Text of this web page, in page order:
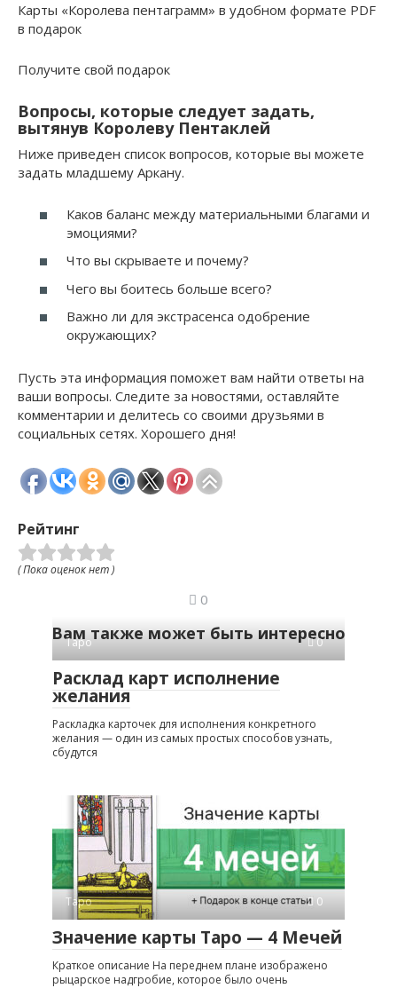
Карты «Королева пентаграмм» в удобном формате PDF
в подарок
Получите свой подарок
Вопросы, которые следует задать,
вытянув Королеву Пентаклей
Ниже приведен список вопросов, которые вы можете
задать младшему Аркану.
Каков баланс между материальными благами и
эмоциями?
Что вы скрываете и почему?
Чего вы боитесь больше всего?
Важно ли для экстрасенса одобрение
окружающих?
Пусть эта информация поможет вам найти ответы на
ваши вопросы. Следите за новостями, оставляйте
комментарии и делитесь со своими друзьями в
социальных сетях. Хорошего дня!
Рейтинг
( Пока оценок нет )
0
Вам также может быть интересно
Таро 0
Расклад карт исполнение
желания
Раскладка карточек для исполнения конкретного
желания — один из самых простых способов узнать,
сбудутся
Таро 0
Значение карты Таро — 4 Мечей
Краткое описание На переднем плане изображено
рыцарское надгробие, которое было очень